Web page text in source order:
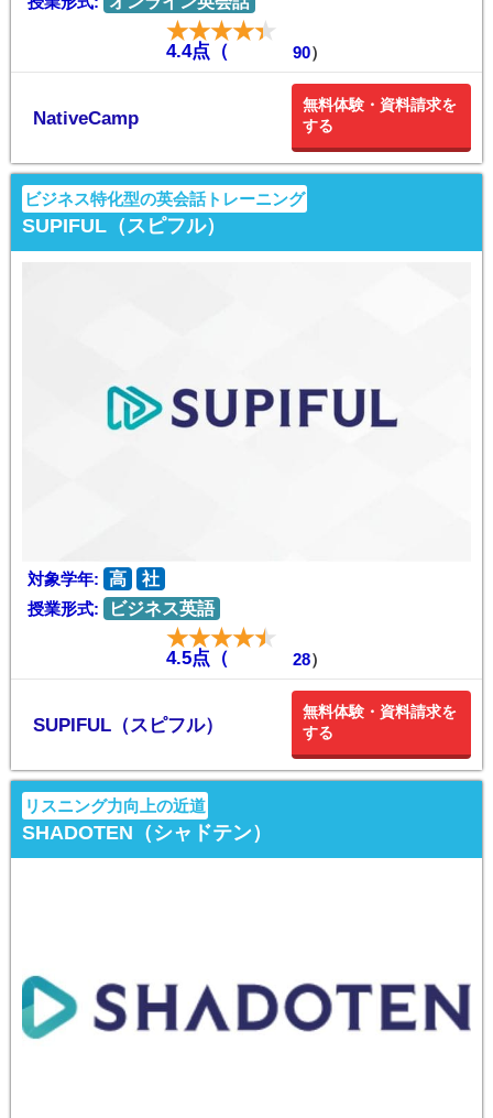
4.4点（ 90）
NativeCamp
無料体験・資料請求を
する
ビジネス特化型の英会話トレーニング
SUPIFUL（スピフル）
対象学年: 高
社
授業形式:
ビジネス英語
4.5点（ 28）
SUPIFUL（スピフル）
無料体験・資料請求を
する
リスニング力向上の近道
SHADOTEN（シャドテン）